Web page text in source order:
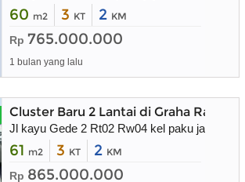
60 m2 3 KT 2 KM
Rp 765.000.000
1 bulan yang lalu
Cluster Baru 2 Lantai di Graha Raya
Jl kayu Gede 2 Rt02 Rw04 kel paku jaya kec
61 m2 3 KT 2 KM
Rp 865.000.000